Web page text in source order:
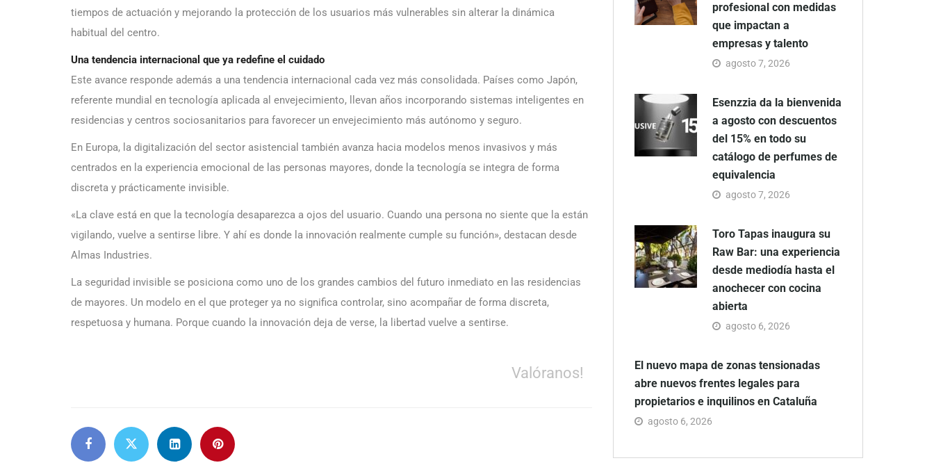
tiempos de actuación y mejorando la protección de los usuarios más vulnerables sin alterar la dinámica
habitual del centro.
Una tendencia internacional que ya redefine el cuidado
Este avance responde además a una tendencia internacional cada vez más consolidada. Países como Japón,
referente mundial en tecnología aplicada al envejecimiento, llevan años incorporando sistemas inteligentes en
residencias y centros sociosanitarios para favorecer un envejecimiento más autónomo y seguro.
En Europa, la digitalización del sector asistencial también avanza hacia modelos menos invasivos y más
centrados en la experiencia emocional de las personas mayores, donde la tecnología se integra de forma
discreta y prácticamente invisible.
«La clave está en que la tecnología desaparezca a ojos del usuario. Cuando una persona no siente que la están
vigilando, vuelve a sentirse libre. Y ahí es donde la innovación realmente cumple su función», destacan desde
Almas Industries.
La seguridad invisible se posiciona como uno de los grandes cambios del futuro inmediato en las residencias
de mayores. Un modelo en el que proteger ya no significa controlar, sino acompañar de forma discreta,
respetuosa y humana. Porque cuando la innovación deja de verse, la libertad vuelve a sentirse.
Valóranos!
profesional con medidas
que impactan a
empresas y talento
agosto 7, 2026
Esenzzia da la bienvenida
a agosto con descuentos
del 15% en todo su
catálogo de perfumes de
equivalencia
agosto 7, 2026
Toro Tapas inaugura su
Raw Bar: una experiencia
desde mediodía hasta el
anochecer con cocina
abierta
agosto 6, 2026
El nuevo mapa de zonas tensionadas
abre nuevos frentes legales para
propietarios e inquilinos en Cataluña
agosto 6, 2026